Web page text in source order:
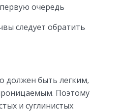
очередь
следует обратить
должен быть легким,
Поэтому
и суглинистых